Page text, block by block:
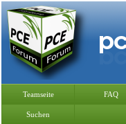
Teamseite FAQ
Suchen